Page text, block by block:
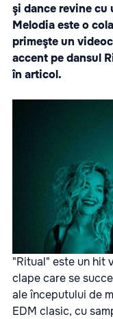
şi dance revine cu
Melodia este o
primeşte un
accent pe dansul
în articol.
"Ritual" este un hit
clape care se
ale începutului de
EDM clasic, cu